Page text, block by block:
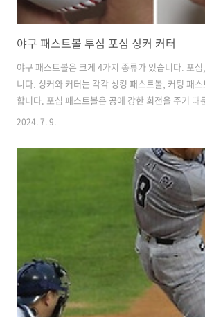
야구 패스트볼 투심 포심 싱커 커터
야구 패스트볼은 크게 4가지 종류가 있습니다. 포
니다. 싱커와 커터는 각각 싱킹 패스트볼, 커팅 패
합니다. 포심 패스트볼은 공에 강한 회전을 주기 때
공이 떠오르는 느낌이 들어 라이징 패스트볼이라고
커터는 던지는 팔의 반대 방향으로 휘어간다는 특
구 패스트볼야구는 투수 놀음이라는 말이 있습니다.
요한 투수는 단연 선발 투수입니다. 선발 투수의
공을 많이 던진다는 것입니다. 다양한 구종 레퍼토
구종 중에서도 단연 기본이 되는 구종은 패스트볼
2024. 7. 9.